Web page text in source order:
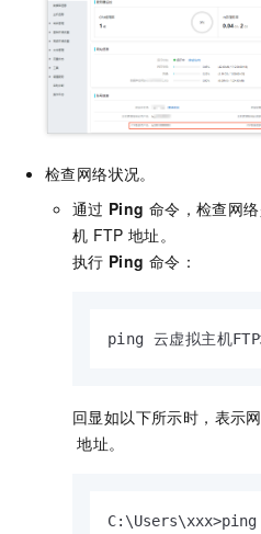
检查网络状况。
通过 Ping 命令，检查网
机 FTP 地址。
执行 Ping 命令：
ping 云虚拟主机FTP
回显如以下所示时，表示
地址。